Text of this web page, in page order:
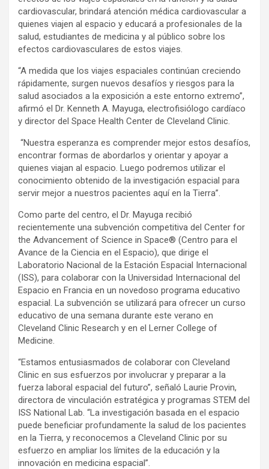
cardiovascular, brindará atención médica cardiovascular a
quienes viajen al espacio y educará a profesionales de la
salud, estudiantes de medicina y al público sobre los
efectos cardiovasculares de estos viajes.
“A medida que los viajes espaciales continúan creciendo
rápidamente, surgen nuevos desafíos y riesgos para la
salud asociados a la exposición a este entorno extremo”,
afirmó el Dr. Kenneth A. Mayuga, electrofisiólogo cardíaco
y director del Space Health Center de Cleveland Clinic.
“Nuestra esperanza es comprender mejor estos desafíos,
encontrar formas de abordarlos y orientar y apoyar a
quienes viajan al espacio. Luego podremos utilizar el
conocimiento obtenido de la investigación espacial para
servir mejor a nuestros pacientes aquí en la Tierra”.
Como parte del centro, el Dr. Mayuga recibió
recientemente una subvención competitiva del Center for
the Advancement of Science in Space® (Centro para el
Avance de la Ciencia en el Espacio), que dirige el
Laboratorio Nacional de la Estación Espacial Internacional
(ISS), para colaborar con la Universidad Internacional del
Espacio en Francia en un novedoso programa educativo
espacial. La subvención se utilizará para ofrecer un curso
educativo de una semana durante este verano en
Cleveland Clinic Research y en el Lerner College of
Medicine.
“Estamos entusiasmados de colaborar con Cleveland
Clinic en sus esfuerzos por involucrar y preparar a la
fuerza laboral espacial del futuro”, señaló Laurie Provin,
directora de vinculación estratégica y programas STEM del
ISS National Lab. “La investigación basada en el espacio
puede beneficiar profundamente la salud de los pacientes
en la Tierra, y reconocemos a Cleveland Clinic por su
esfuerzo en ampliar los límites de la educación y la
innovación en medicina espacial”.